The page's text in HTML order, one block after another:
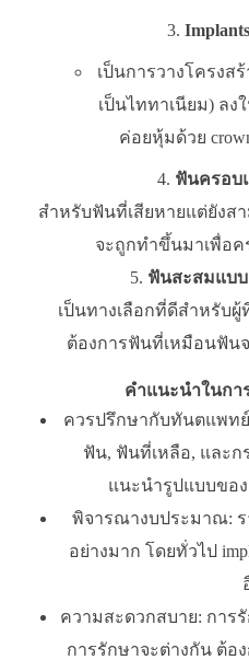
เป็นการวางโครงส
เป็นไททาเนียม) ล
ค่อยหุ้มด้วย
ฟันครอบ
สำหรับฟันที่เสียหายแต่ยัง
จะถูกทำขึ้นมาเพื่อ
ฟันสะสมแบบ
เป็นทางเลือกที่ดีสำหรับ
ต้องการฟันที่เหมือนฟัน
คำแนะนำในกา
ควรปรึกษากับทันตแพท
ฟัน, ฟันที่เหลือ, และก
แนะนำรูปแบบขอ
พิจารณางบประมาณ:
อย่างมาก โดยทั่วไป
ความสะดวกสบาย: การ
การรักษาจะต่างกัน ต้อ